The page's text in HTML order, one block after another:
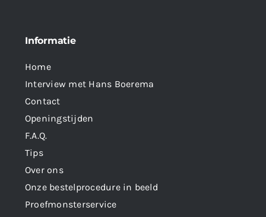
Informatie
Home
Interview met Hans Boerema
Contact
Openingstijden
F.A.Q.
Tips
Over ons
Onze bestelprocedure in beeld
Proefmonsterservice